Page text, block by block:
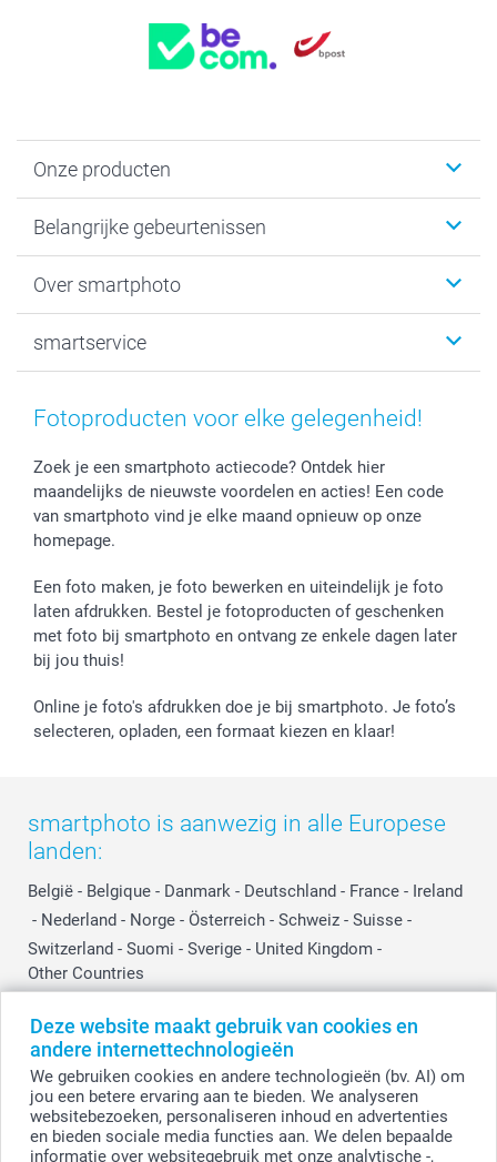
Deze website maakt gebruik van cookies en
andere internettechnologieën
We gebruiken cookies en andere technologieën (bv. AI) om
jou een betere ervaring aan te bieden. We analyseren
websitebezoeken, personaliseren inhoud en advertenties
en bieden sociale media functies aan. We delen bepaalde
informatie over websitegebruik met onze analytische -,
Onze producten
Fotogeschenken
Fotoprints, Fotoposter & Fotoalbum met fotoprints
MyNameBook
Stickers en Etiketten
Fotokalenders & Fotoagenda's
Belangrijke gebeurtenissen
Baby
Communie- en Lentefeest
Geschenken voor hem
Moederdag
Vaderdag
Verjaardag
Geboorte
Over smartphoto
Duurzaamheid
Voorwaarden
Klachtenregeling
Wettelijke garantie
Privacybeleid
Cookiebeleid
Prijslijst
Jobs & Stages
Investor Relations
smartservice
smartgarantie
Betalingsmogelijkheden
Grote bestellingen
Levering
Mijn orderstatus
smartfriends
Fotoproducten voor elke gelegenheid!
Zoek je een smartphoto actiecode? Ontdek hier
maandelijks de nieuwste voordelen en acties! Een code
van smartphoto vind je elke maand opnieuw op onze
homepage.
Een foto maken, je foto bewerken en uiteindelijk je foto
laten afdrukken. Bestel je fotoproducten of geschenken
met foto bij smartphoto en ontvang ze enkele dagen later
bij jou thuis!
Online je foto's afdrukken doe je bij smartphoto. Je foto’s
selecteren, opladen, een formaat kiezen en klaar!
smartphoto is aanwezig in alle Europese
landen:
België - Belgique - Danmark - Deutschland - France - Ireland
- Nederland - Norge - Österreich - Schweiz - Suisse -
Switzerland - Suomi - Sverige - United Kingdom -
Other Countries
© smartphoto group. Alle rechten voorbehouden
smartphoto group NV.
Alle prijzen zijn in EURO (€) inclusief BTW en exclusief verzendkosten.